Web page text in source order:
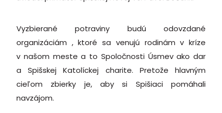
Vyzbierané potraviny budú odovzdané
organizáciám , ktoré sa venujú rodinám v kríze
v našom meste a to Spoločnosti Úsmev ako dar
a Spišskej Katolíckej charite. Pretože hlavným
cieľom zbierky je, aby si Spišiaci pomáhali
navzájom.